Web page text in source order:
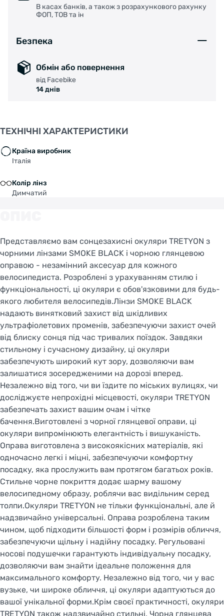
В касах банків, а також з розрахункового рахунку
ФОП, ТОВ та ін
Безпека
Обмін або повернення
від Facebike
14 днів
ТЕХНІЧНІ ХАРАКТЕРИСТИКИ
Країна виробник
Італія
Колір лінз
Димчатий
Представляємо вам сонцезахисні окуляри TRETYON з
чорними лінзами SMOKE BLACK і чорною глянцевою
оправою - незамінний аксесуар для кожного
велосипедиста. Розроблені з урахуванням стилю і
функціональності, ці окуляри є обов'язковими для будь-
якого любителя велосипедів.Лінзи SMOKE BLACK
надають винятковий захист від шкідливих
ультрафіолетових променів, забезпечуючи захист очей
від блиску сонця під час тривалих поїздок. Завдяки
стильному і сучасному дизайну, ці окуляри
забезпечують широкий кут зору, дозволяючи вам
залишатися зосередженими на дорозі вперед.
Незалежно від того, чи ви їздите по міських вулицях, чи
досліджуєте непрохідні місцевості, окуляри TRETYON
забезпечать захист вашим очам і чітке
бачення.Виготовлені з чорної глянцевої оправи, ці
окуляри випромінюють елегантність і вишуканість.
Оправа виготовлена з високоякісних матеріалів, які
одночасно легкі і міцні, забезпечуючи комфортну
посадку, яка прослужить вам протягом багатьох років.
Стильне чорне покриття додає шарму вашому
велосипедному образу, роблячи вас видільним серед
толпи.Окуляри TRETYON не тільки функціональні, але й
надзвичайно універсальні. Оправа розроблена таким
чином, щоб підходити більшості форм і розмірів обличчя,
забезпечуючи щільну і надійну посадку. Регульовані
носові подушечки гарантують індивідуальну посадку,
дозволяючи вам знайти ідеальне положення для
максимального комфорту. Незалежно від того, чи у вас
вузьке, чи широке обличчя, ці окуляри адаптуються до
вашої унікальної форми.Крім своєї практичності, окуляри
TRETYON також надзвичайно стильні. Чорна глянцева